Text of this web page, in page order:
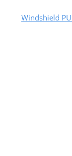
Windshield